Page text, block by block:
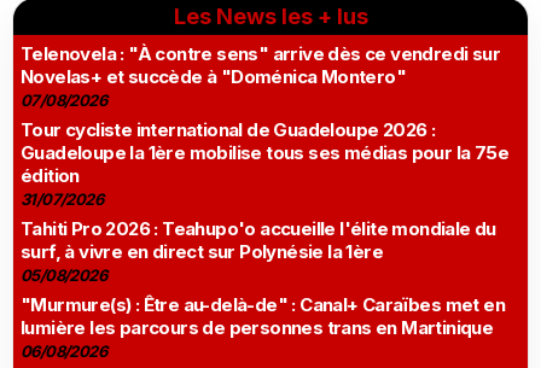
Les News les + lus
Telenovela : "À contre sens" arrive dès ce vendredi sur
Novelas+ et succède à "Doménica Montero"
07/08/2026
Tour cycliste international de Guadeloupe 2026 :
Guadeloupe la 1ère mobilise tous ses médias pour la 75e
édition
31/07/2026
Tahiti Pro 2026 : Teahupo'o accueille l'élite mondiale du
surf, à vivre en direct sur Polynésie la 1ère
05/08/2026
"Murmure(s) : Être au-delà-de" : Canal+ Caraïbes met en
lumière les parcours de personnes trans en Martinique
06/08/2026